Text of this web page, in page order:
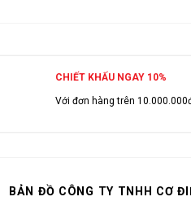
CHIẾT KHẤU NGAY 10%
Với đơn hàng trên
BẢN ĐỒ CÔNG TY TNHH CƠ